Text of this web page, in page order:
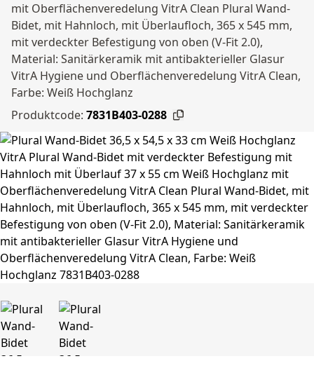
mit Oberflächenveredelung VitrA Clean Plural Wand-
Bidet, mit Hahnloch, mit Überlaufloch, 365 x 545 mm,
mit verdeckter Befestigung von oben (V-Fit 2.0),
Material: Sanitärkeramik mit antibakterieller Glasur
VitrA Hygiene und Oberflächenveredelung VitrA Clean,
Farbe: Weiß Hochglanz
Produktcode: 7831B403-0288